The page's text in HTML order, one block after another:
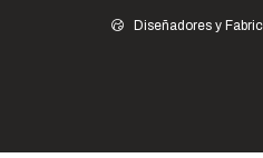
Diseñadores y
para Elegir Muebles de Sala en
Sala en Perú: